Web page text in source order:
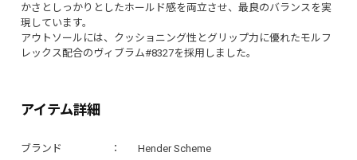
アイテム詳細
ブランド
Hender Scheme
かさとしっかりとしたホールド感を両立させ、最良のバランスを実
現しています。
アウトソールには、クッショニング性とグリップ力に優れたモルフ
レックス配合のヴィブラム#8327を採用しました。